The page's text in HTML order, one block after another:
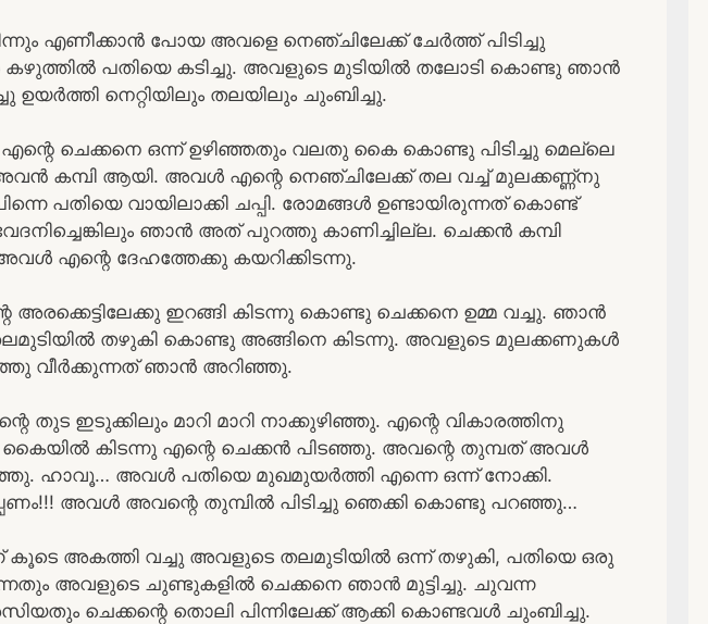
എണീക്കാൻ പോയ അവളെ നെഞ്ചിലേക്ക് ചേർത്ത് പിടിച്ചു
പതിയെ കടിച്ചു. അവളുടെ മുടിയിൽ തലോടി കൊണ്ടു ഞാൻ
ഉയർത്തി നെറ്റിയിലും തലയിലും ചുംബിച്ചു.
ചെക്കനെ ഒന്ന് ഉഴിഞ്ഞതും വലതു കൈ കൊണ്ടു പിടിച്ചു മെല്ലെ
കമ്പി ആയി. അവൾ എന്റെ നെഞ്ചിലേക്ക് തല വച്ച് മുലക്കണ്ണ്നു
പതിയെ വായിലാക്കി ചപ്പി. രോമങ്ങൾ ഉണ്ടായിരുന്നത് കൊണ്ട്
ഞാൻ അത് പുറത്തു കാണിച്ചില്ല. ചെക്കൻ കമ്പി
എന്റെ ദേഹത്തേക്കു കയറിക്കിടന്നു.
ഇറങ്ങി കിടന്നു കൊണ്ടു ചെക്കനെ ഉമ്മ വച്ചു. ഞാൻ
തഴുകി കൊണ്ടു അങ്ങിനെ കിടന്നു. അവളുടെ മുലക്കണുകൾ
വീർക്കുന്നത് ഞാൻ അറിഞ്ഞു.
തുട ഇടുക്കിലും മാറി മാറി നാക്കുഴിഞ്ഞു. എന്റെ വികാരത്തിനു
കിടന്നു എന്റെ ചെക്കൻ പിടഞ്ഞു. അവന്റെ തുമ്പത് അവൾ
ഹാവൂ… അവൾ പതിയെ മുഖമുയർത്തി എന്നെ ഒന്ന് നോക്കി.
അവൾ അവന്റെ തുമ്പിൽ പിടിച്ചു ഞെക്കി കൊണ്ടു പറഞ്ഞു…
അകത്തി വച്ചു അവളുടെ തലമുടിയിൽ ഒന്ന് തഴുകി, പതിയെ ഒരു
അവളുടെ ചുണ്ടുകളിൽ ചെക്കനെ ഞാൻ മുട്ടിച്ചു. ചുവന്ന
ചെക്കന്റെ തൊലി പിന്നിലേക്ക് ആക്കി കൊണ്ടവൾ ചുംബിച്ചു.